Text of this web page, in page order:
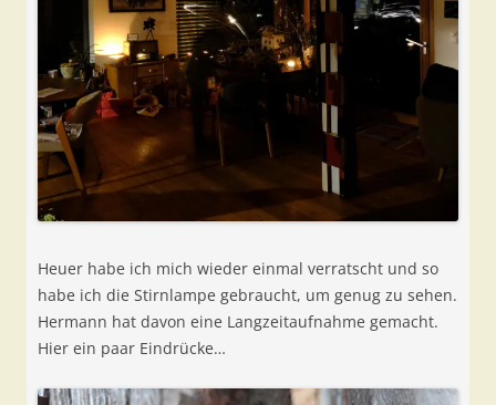
Heuer habe ich mich wieder einmal verratscht und so
habe ich die Stirnlampe gebraucht, um genug zu sehen.
Hermann hat davon eine Langzeitaufnahme gemacht.
Hier ein paar Eindrücke…